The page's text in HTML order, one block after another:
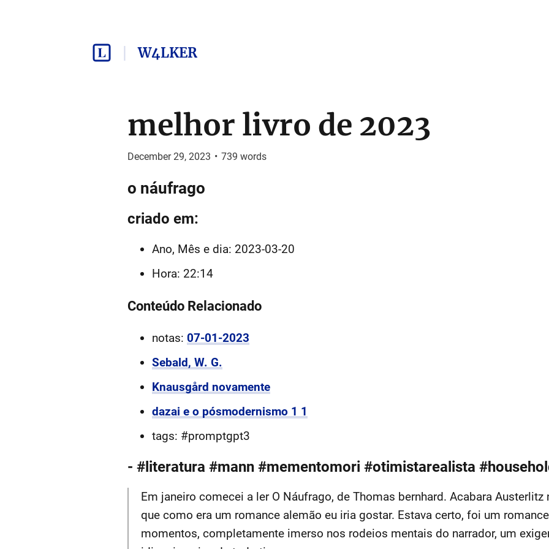
W4LKER
melhor livro de 2023
December 29, 2023 • 739 words
o náufrago
criado em:
Ano, Mês e dia: 2023-03-20
Hora: 22:14
Conteúdo Relacionado
notas: 07-01-2023
Sebald, W. G.
Knausgård novamente
dazai e o pósmodernismo 1 1
tags: #promptgpt3
- #literatura #mann #mementomori #otimistarealista
Em janeiro comecei a ler O Náufrago, de Thomas bernhard. Acabara
que como era um romance alemão eu iria gostar. Estava certo, foi um
momentos, completamente imerso nos rodeios mentais do narrador, um